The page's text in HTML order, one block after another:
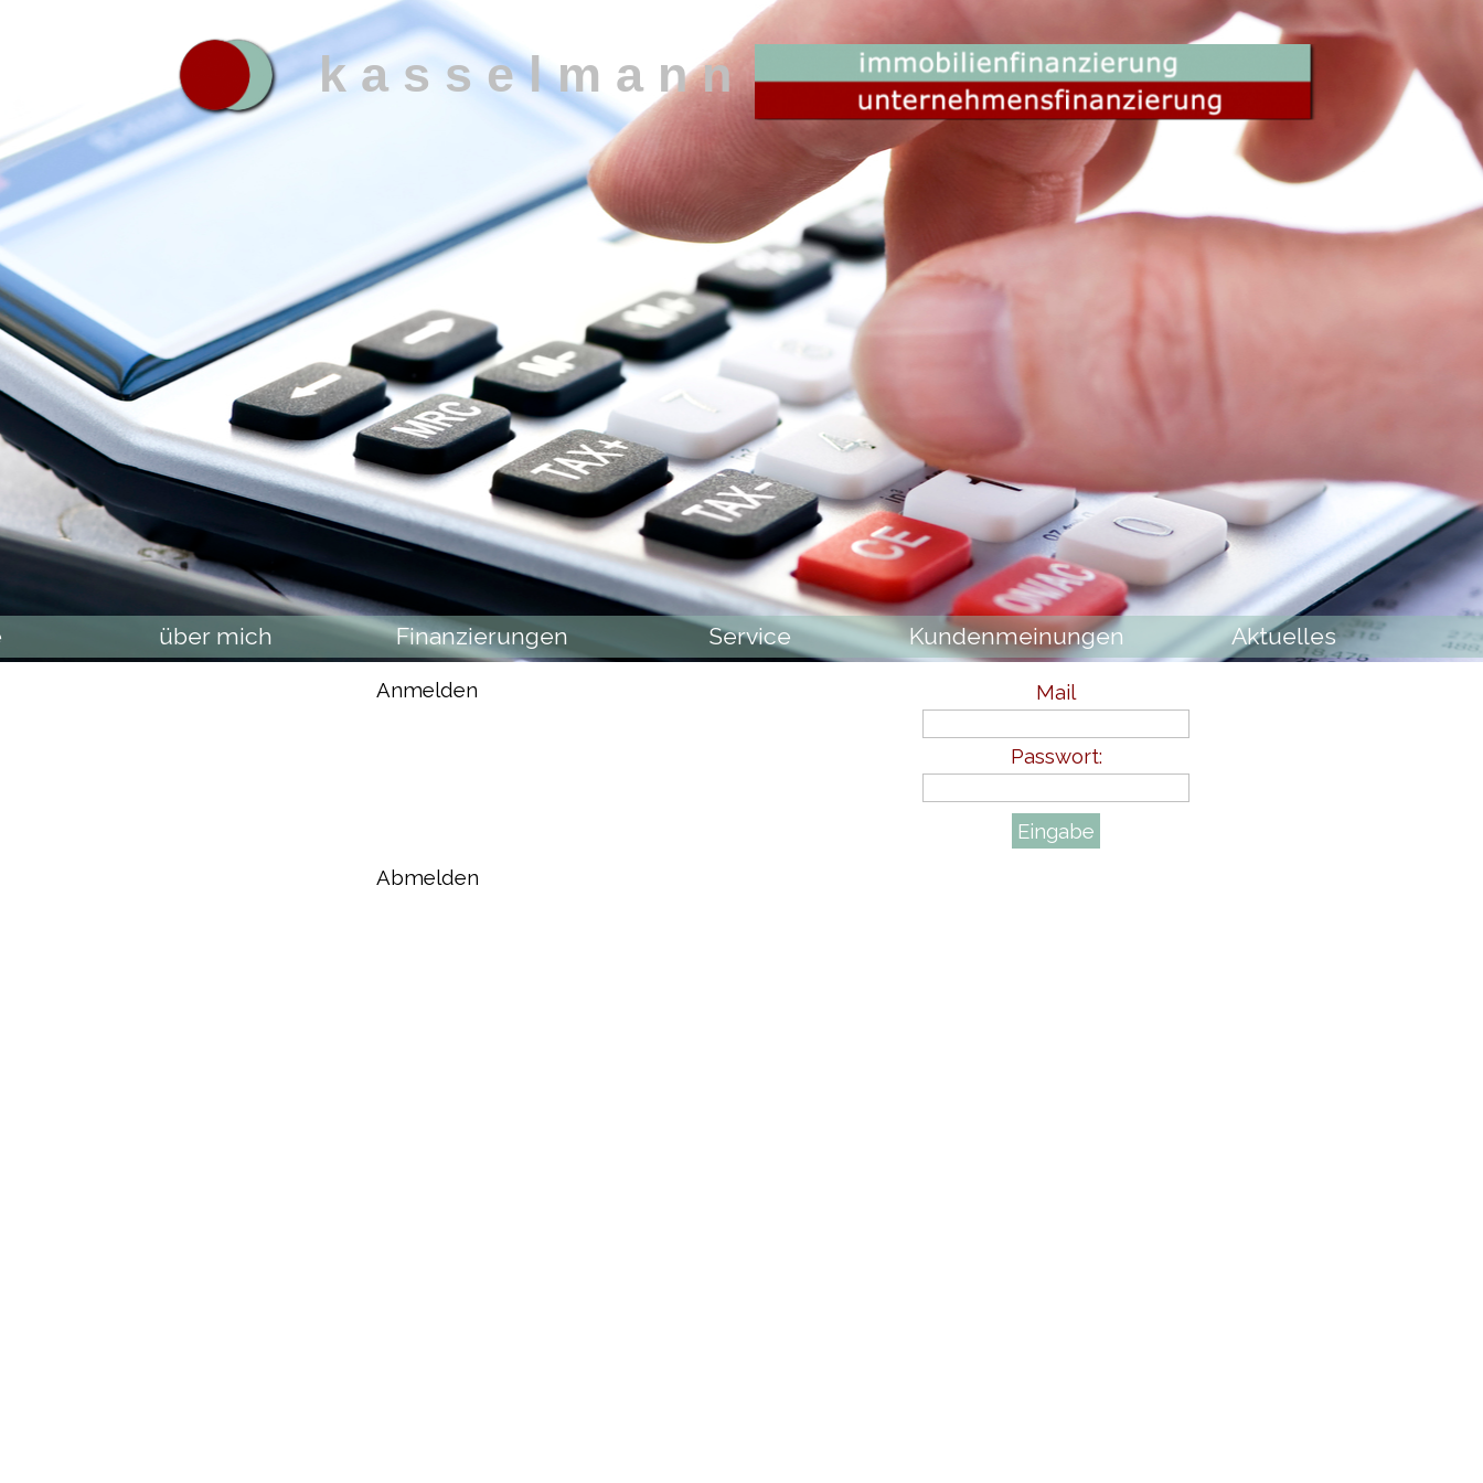
k a s s e l m a n n
über mich Finanzierungen Service Kundenmeinungen Aktuelles
Mail
Passwort:
Anmelden
Abmelden